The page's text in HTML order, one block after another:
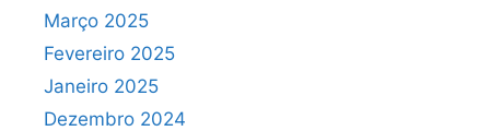
Março 2025
Fevereiro 2025
Janeiro 2025
Dezembro 2024